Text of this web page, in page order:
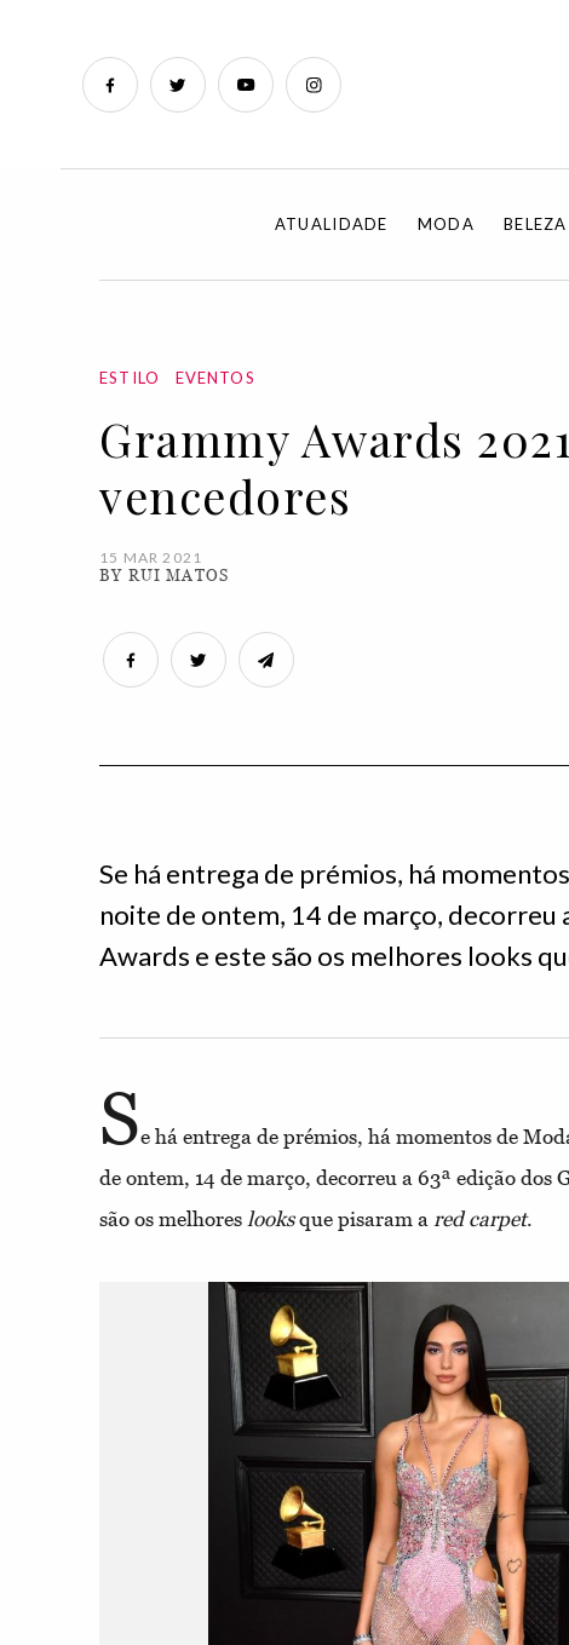
ATUALIDADE MODA BELEZA
ESTILO EVENTOS
Grammy Awards
vencedores
15 MAR 2021
BY RUI MATOS
Se há entrega de prémios, há
noite de ontem, 14 de março, decorreu
Awards e este são os melhores looks
Se há entrega de prémios, há momentos de
de ontem, 14 de março, decorreu a 63ª edição dos
são os melhores looksque pisaram a red carpet.